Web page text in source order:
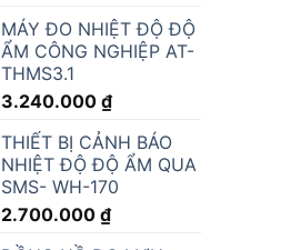
MÁY ĐO NHIỆT ĐỘ ĐỘ
ẨM CÔNG NGHIỆP AT-
THMS3.1
3.240.000 ₫
THIẾT BỊ CẢNH BÁO
NHIỆT ĐỘ ĐỘ ẨM QUA
SMS- WH-170
2.700.000 ₫